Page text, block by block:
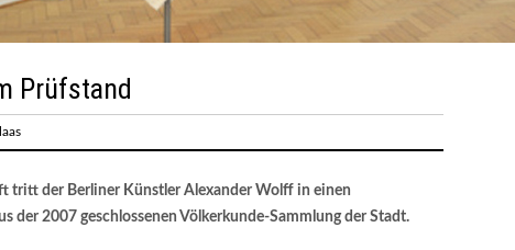
Prüfstand
tritt der Berliner Künstler Alexander Wolff in einen
der 2007 geschlossenen Völkerkunde-Sammlung der Stadt.